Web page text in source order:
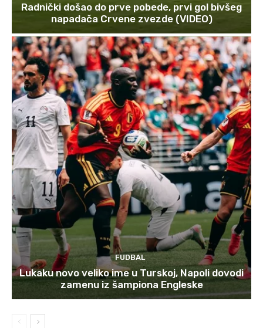
Radnički došao do prve pobede, prvi gol bivšeg
napadača Crvene zvezde (VIDEO)
FUDBAL
Lukaku novo veliko ime u Turskoj, Napoli dovodi
zamenu iz šampiona Engleske